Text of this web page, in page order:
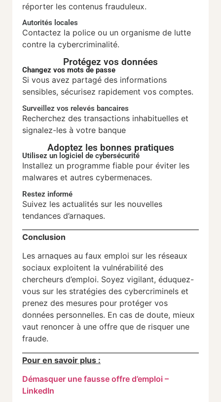
réporter les contenus frauduleux.
Autorités locales
Contactez la police ou un organisme de lutte
contre la cybercriminalité.
Protégez vos données
Changez vos mots de passe
Si vous avez partagé des informations
sensibles, sécurisez rapidement vos comptes.
Surveillez vos relevés bancaires
Recherchez des transactions inhabituelles et
signalez-les à votre banque
Adoptez les bonnes pratiques
Utilisez un logiciel de cybersécurité
Installez un programme fiable pour éviter les
malwares et autres cybermenaces.
Restez informé
Suivez les actualités sur les nouvelles
tendances d’arnaques.
Conclusion
Les arnaques au faux emploi sur les réseaux
sociaux exploitent la vulnérabilité des
chercheurs d’emploi. Soyez vigilant, éduquez-
vous sur les stratégies des cybercriminels et
prenez des mesures pour protéger vos
données personnelles. En cas de doute, mieux
vaut renoncer à une offre que de risquer une
fraude.
Pour en savoir plus :
Démasquer une fausse offre d’emploi –
LinkedIn